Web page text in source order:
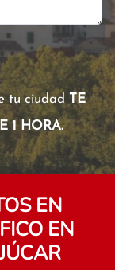
tu ciudad TE
1 HORA.
EN
EN